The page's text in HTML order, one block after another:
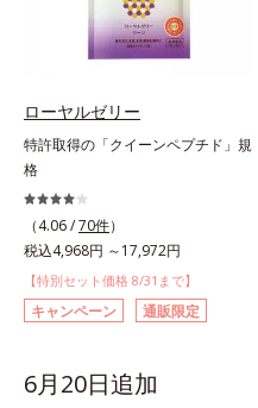
ローヤルゼリー
特許取得の「クイーンペプチド」規
格
（4.06 /70件）
税込4,968円 ～17,972円
【特別セット価格 8/31まで】
キャンペーン 通販限定
6月20日追加